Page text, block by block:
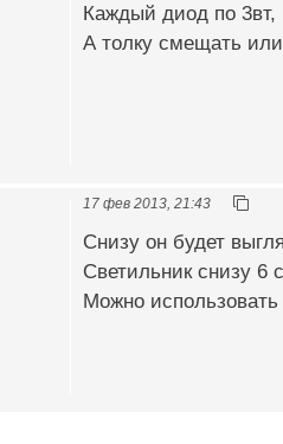
Каждый диод по
А толку смещать или
17 фев 2013, 21:43
Снизу он будет
Светильник снизу 6
Можно